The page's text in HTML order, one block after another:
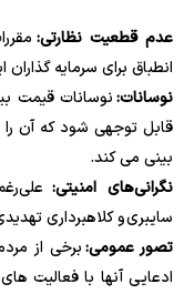
عدم قطعیت نظارتی:
انطباق برای سرمایه
نوسانات:نوسانات قیمت
قابل توجهی شود که آن را
بینی می کند.
نگرانی‌های امنیتی:
سایبری و کلاهبرداری
تصور عمومی:برخی از
ادعایی آنها با فعالیت